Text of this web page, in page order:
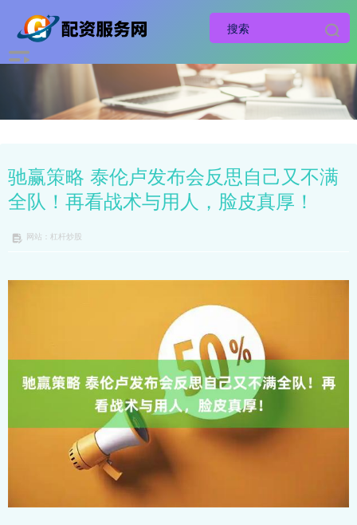
驰赢策略 泰伦卢发布会反思自己又不满
全队！再看战术与用人，脸皮真厚！
网站：杠杆炒股